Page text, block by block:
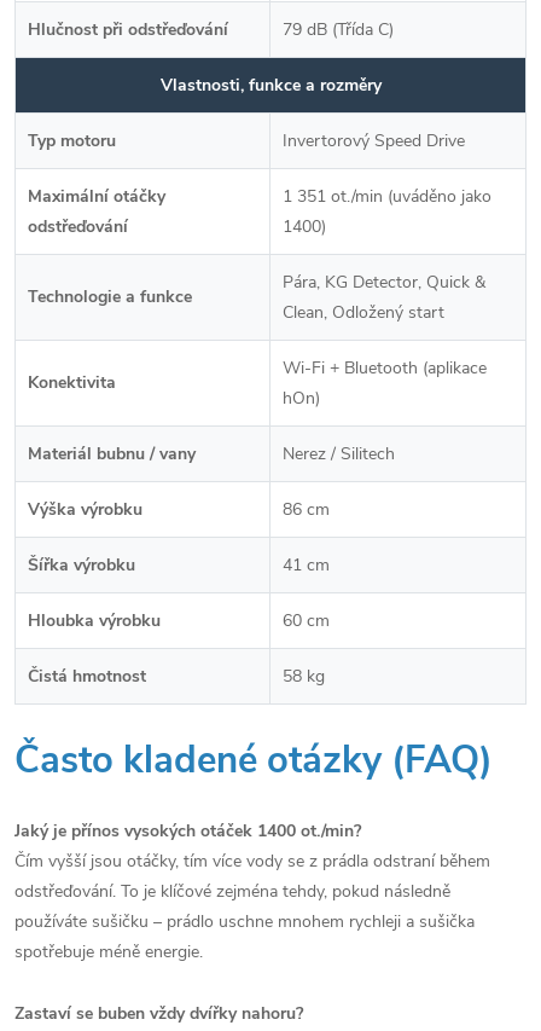
Hlučnost při odstřeďování 79 dB (Třída C)
Vlastnosti, funkce a rozměry
Typ motoru Invertorový Speed Drive
Maximální otáčky
odstřeďování
1 351 ot./min (uváděno jako
1400)
Technologie a funkce
Pára, KG Detector, Quick &
Clean, Odložený start
Konektivita
Wi-Fi + Bluetooth (aplikace
hOn)
Materiál bubnu / vany Nerez / Silitech
Výška výrobku 86 cm
Šířka výrobku 41 cm
Hloubka výrobku 60 cm
Čistá hmotnost 58 kg
Často kladené otázky (FAQ)
Jaký je přínos vysokých otáček 1400 ot./min?
Čím vyšší jsou otáčky, tím více vody se z prádla odstraní během
odstřeďování. To je klíčové zejména tehdy, pokud následně
používáte sušičku – prádlo uschne mnohem rychleji a sušička
spotřebuje méně energie.
Zastaví se buben vždy dvířky nahoru?